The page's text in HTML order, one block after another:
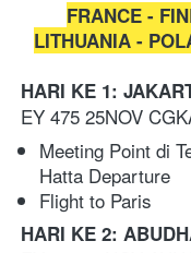
FRANCE -
LITHUANIA -
HARI KE 1:
EY 475 25NOV
Meeting Point di
Hatta Departure
Flight to Paris
HARI KE 2: